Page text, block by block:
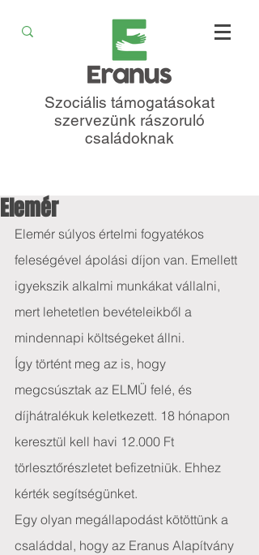
Szociális támogatásokat
szervezünk rászoruló
családoknak
Elemér
Elemér súlyos értelmi fogyatékos
feleségével ápolási díjon van. Emellett
igyekszik alkalmi munkákat vállalni,
mert lehetetlen bevételeikből a
mindennapi költségeket állni.
Így történt meg az is, hogy
megcsúsztak az ELMÜ felé, és
díjhátralékuk keletkezett. 18 hónapon
keresztül kell havi 12.000 Ft
törlesztőrészletet befizetniük. Ehhez
kérték segítségünket.
Egy olyan megállapodást kötöttünk a
családdal, hogy az Eranus Alapítvány